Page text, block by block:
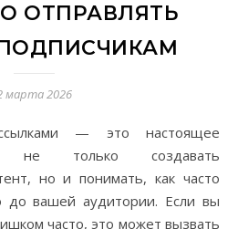
ОТПРАВЛЯТЬ
марта 2026
не только создавать
но и понимать, как часто
до вашей аудитории. Если вы
часто, это может вызвать